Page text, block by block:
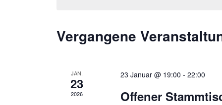
Vergangene
JAN.
23
2026
23 Januar @ 19:00 -22:00
Offener